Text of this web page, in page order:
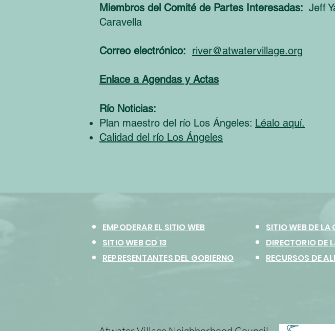
Miembros del Comité de Partes Interesadas: Jeff
Caravella
Correo electrónico: river@atwatervillage.org
Enlace a Agendas y Actas
Río Noticias:
Plan maestro del río Los Ángeles: Léalo aquí.
Calidad del río Los Ángeles
EMPODERAR EL SITIO WEB
SITIO WEB CD 13
REPRESENTANTES DEL GOBIERNO
SITIO WEB DE LA
DIRECTORIO DE
RECURSOS DE